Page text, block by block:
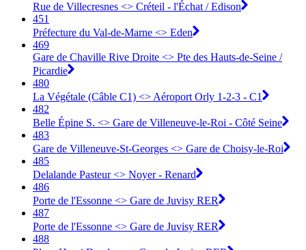
Rue de Villecresnes <> Créteil - l'Échat / Edison
451
Préfecture du Val-de-Marne <> Eden
469
Gare de Chaville Rive Droite <> Pte des Hauts-de-Seine /
Picardie
480
La Végétale (Câble C1) <> Aéroport Orly 1-2-3 - C1
482
Belle Épine S. <> Gare de Villeneuve-le-Roi - Côté Seine
483
Gare de Villeneuve-St-Georges <> Gare de Choisy-le-Roi
485
Delalande Pasteur <> Noyer - Renard
486
Porte de l'Essonne <> Gare de Juvisy RER
487
Porte de l'Essonne <> Gare de Juvisy RER
488